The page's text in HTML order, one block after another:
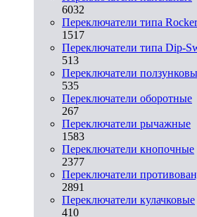
6032
Переключатели типа Rocker
1517
Переключатели типа Dip-
513
Переключатели
535
Переключатели оборотные
267
Переключатели рычажные
1583
Переключатели кнопочные
2377
Переключатели
2891
Переключатели кулачковые
410